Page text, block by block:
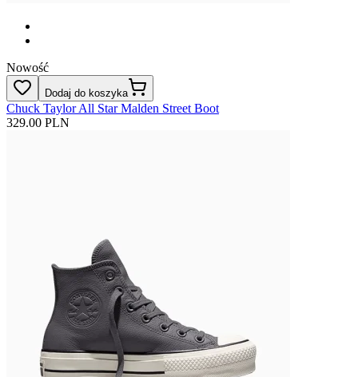
Nowość
Dodaj do koszyka
Chuck Taylor All Star Malden Street Boot
329.00 PLN